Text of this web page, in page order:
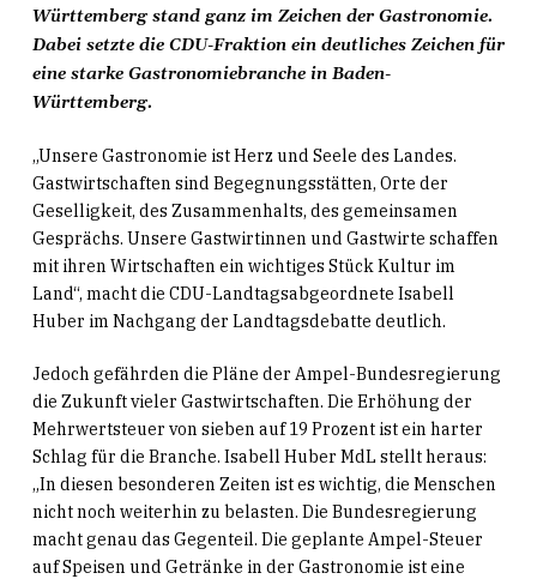
Württemberg stand ganz im Zeichen der Gastronomie.
Dabei setzte die CDU-Fraktion ein deutliches Zeichen für
eine starke Gastronomiebranche in Baden-
Württemberg.
„Unsere Gastronomie ist Herz und Seele des Landes.
Gastwirtschaften sind Begegnungsstätten, Orte der
Geselligkeit, des Zusammenhalts, des gemeinsamen
Gesprächs. Unsere Gastwirtinnen und Gastwirte schaffen
mit ihren Wirtschaften ein wichtiges Stück Kultur im
Land“, macht die CDU-Landtagsabgeordnete Isabell
Huber im Nachgang der Landtagsdebatte deutlich.
Jedoch gefährden die Pläne der Ampel-Bundesregierung
die Zukunft vieler Gastwirtschaften. Die Erhöhung der
Mehrwertsteuer von sieben auf 19 Prozent ist ein harter
Schlag für die Branche. Isabell Huber MdL stellt heraus:
„In diesen besonderen Zeiten ist es wichtig, die Menschen
nicht noch weiterhin zu belasten. Die Bundesregierung
macht genau das Gegenteil. Die geplante Ampel-Steuer
auf Speisen und Getränke in der Gastronomie ist eine